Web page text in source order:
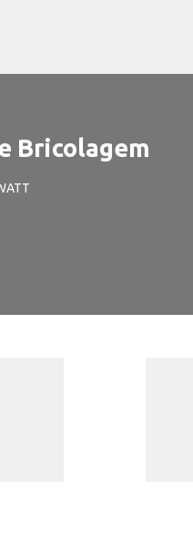
Bricolagem